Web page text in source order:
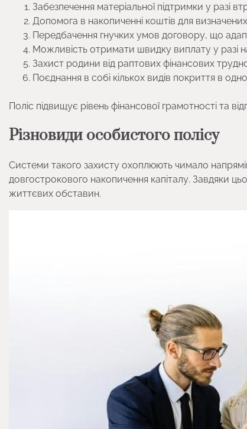
Забезпечення матеріальної підтримки у разі
Допомога в накопиченні коштів для визначених
Передбачення гнучких умов договору, що
Можливість отримати швидку виплату у разі
Захист родини від раптових фінансових
Поєднання в собі кількох видів покриття в
Поліс підвищує рівень фінансової грамотності та
Різновиди особистого полісу
Системи такого захисту охоплюють чимало
довгострокового накопичення капіталу. Завдяки
життєвих обставин.